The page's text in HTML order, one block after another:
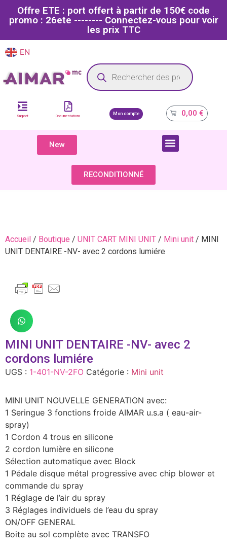
Offre ETE : port offert à partir de 150€ code
promo : 26ete -------- Connectez-vous pour voir
les prix TTC
EN
Site dédié aux professionnels de la santé
Support Documentations
Mon compte 0,00€
New
RECONDITIONNÉ
Accueil / Boutique / UNIT CART MINI UNIT / Mini unit / MINI
UNIT DENTAIRE -NV- avec 2 cordons lumiére
MINI UNIT DENTAIRE -NV- avec 2
cordons lumiére
UGS : 1-401-NV-2FO Catégorie : Mini unit
MINI UNIT NOUVELLE GENERATION avec:
1 Seringue 3 fonctions froide AIMAR u.s.a ( eau-air-
spray)
1 Cordon 4 trous en silicone
2 cordon lumière en silicone
Sélection automatique avec Block
1 Pédale disque métal progressive avec chip blower et
commande du spray
1 Réglage de l’air du spray
3 Réglages individuels de l’eau du spray
ON/OFF GENERAL
Boite au sol complète avec TRANSFO